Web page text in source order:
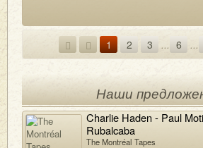
1 2 3 ... 6 ...
Наши
Charlie Haden - Paul
Rubalcaba
The Montréal Tapes